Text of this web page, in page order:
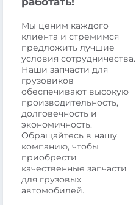
Мы ценим каждого
клиента и стремимся
предложить лучшие
условия сотрудничества.
Наши запчасти для
грузовиков
обеспечивают высокую
производительность,
долговечность и
экономичность.
Обращайтесь в нашу
компанию, чтобы
приобрести
качественные запчасти
для грузовых
автомобилей.